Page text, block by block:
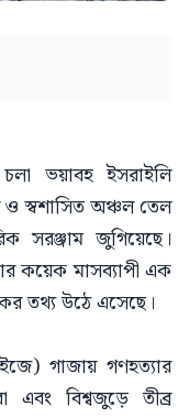
ভয়াবহ ইসরাইলি
ও স্বশাসিত অঞ্চল তেল
সরঞ্জাম জুগিয়েছে।
কয়েক মাসব্যাপী এক
তথ্য উঠে এসেছে।
গাজায় গণহত্যার
এবং বিশ্বজুড়ে তীব্র